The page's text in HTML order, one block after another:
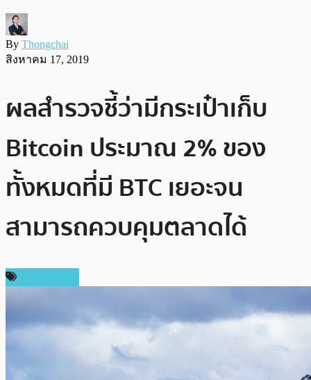
By Thongchai
สิงหาคม 17, 2019
ผลสำรวจชี้ว่ามีกระเป๋าเก็บ
Bitcoin ประมาณ 2% ของ
ทั้งหมดที่มี BTC เยอะจน
สามารถควบคุมตลาดได้